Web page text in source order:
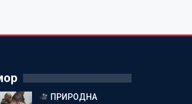
ПРИРОДНА